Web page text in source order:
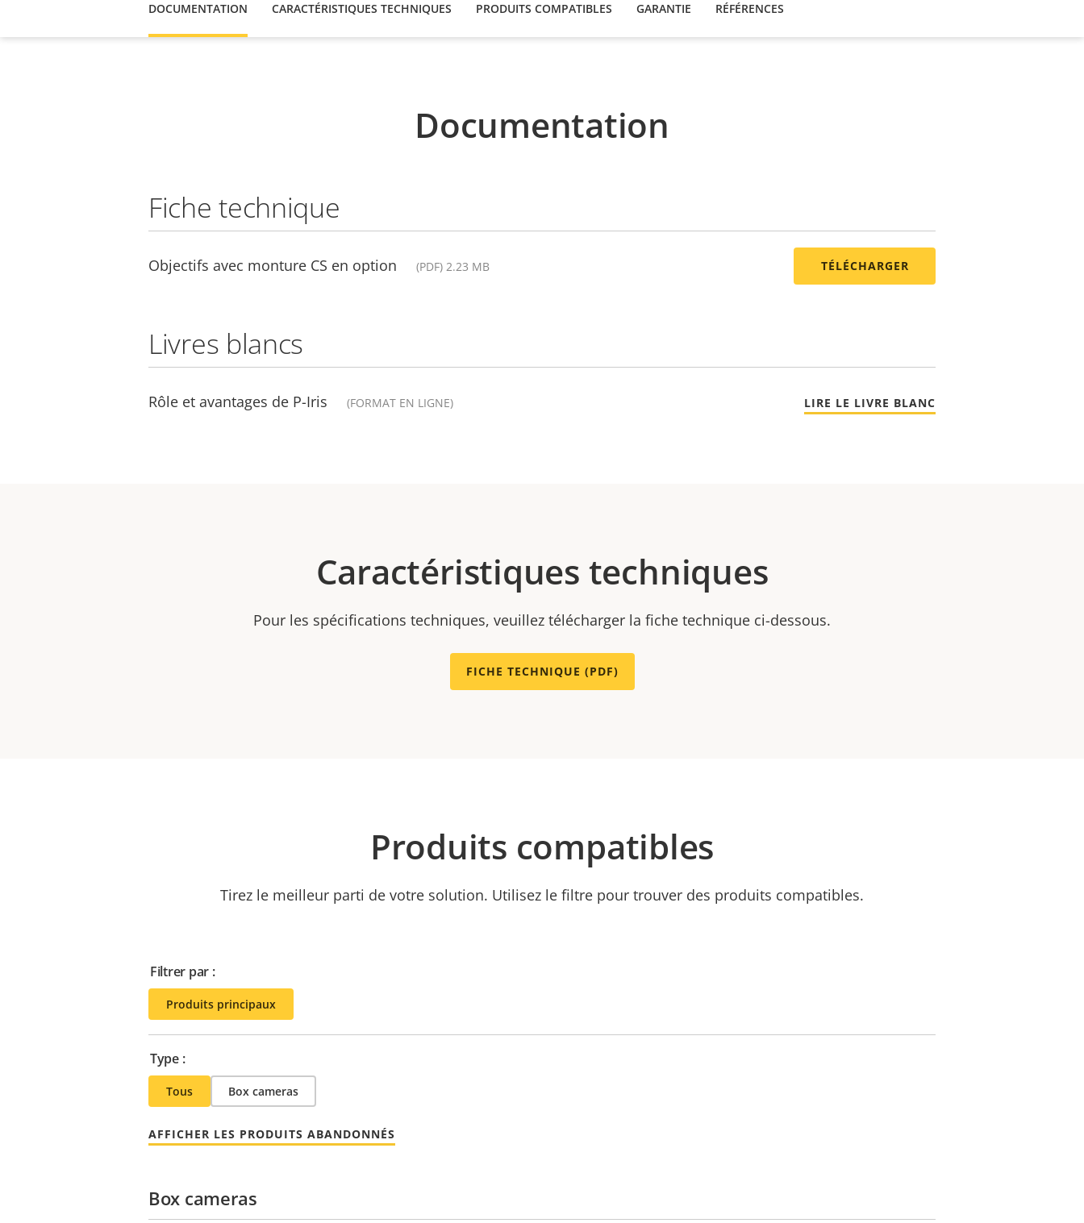
DOCUMENTATION CARACTÉRISTIQUES TECHNIQUES PRODUITS COMPATIBLES GARANTIE RÉFÉRENCES
Documentation
Fiche technique
Objectifs avec monture CS en option (PDF) 2.23 MB TÉLÉCHARGER
Livres blancs
Rôle et avantages de P-Iris (FORMAT EN LIGNE) LIRE LE LIVRE BLANC
Caractéristiques techniques
Pour les spécifications techniques, veuillez télécharger la fiche technique ci-dessous.
FICHE TECHNIQUE (PDF)
Produits compatibles
Tirez le meilleur parti de votre solution. Utilisez le filtre pour trouver des produits compatibles.
Filtrer par :
Produits principaux
Type :
Tous Box cameras
AFFICHER LES PRODUITS ABANDONNÉS
Box cameras